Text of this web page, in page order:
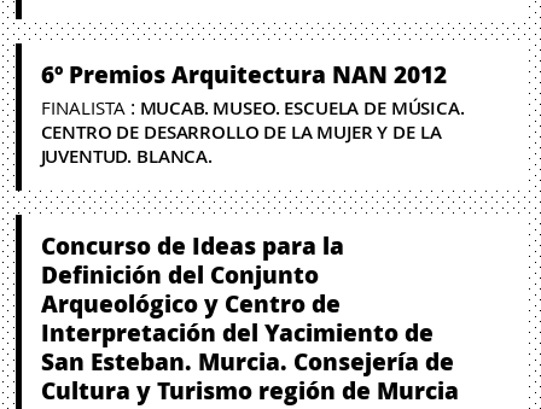
6º Premios Arquitectura NAN 2012
FINALISTA: MUCAB. MUSEO. ESCUELA DE MÚSICA.
CENTRO DE DESARROLLO DE LA MUJER Y DE LA
JUVENTUD. BLANCA.
Concurso de Ideas para la
Definición del Conjunto
Arqueológico y Centro de
Interpretación del Yacimiento de
San Esteban. Murcia. Consejería de
Cultura y Turismo región de Murcia